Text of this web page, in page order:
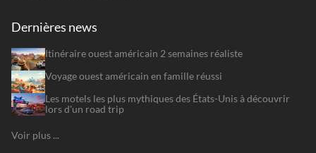
Dernières news
Itinéraire ouest américain 2 semaines réaliste
Voyage ouest américain en famille réussi
Les motels les plus mythiques des États-Unis à découvrir
lors d'un road trip
Voir plus ...